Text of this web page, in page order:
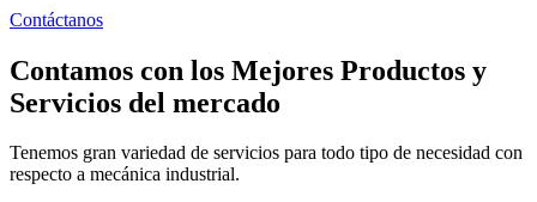
Contáctanos
Contamos con los Mejores Productos y
Servicios del mercado
Tenemos gran variedad de servicios para todo tipo de necesidad con
respecto a mecánica industrial.